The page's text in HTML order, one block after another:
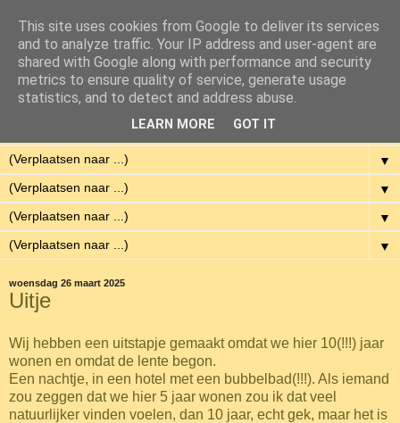
Eenvoudig Gelukkig
Met weinig middelen een hoge kwaliteit van leven hebben.
▼
▼
▼
▼
woensdag 26 maart 2025
Uitje
Wij hebben een uitstapje gemaakt omdat we hier 10(!!!) jaar
wonen en omdat de lente begon.
Een nachtje, in een hotel met een bubbelbad(!!!). Als iemand
zou zeggen dat we hier 5 jaar wonen zou ik dat veel
natuurlijker vinden voelen, dan 10 jaar, echt gek, maar het is
This site uses cookies from Google to deliver its services
and to analyze traffic. Your IP address and user-agent are
shared with Google along with performance and security
metrics to ensure quality of service, generate usage
statistics, and to detect and address abuse.
LEARN MORE GOT IT